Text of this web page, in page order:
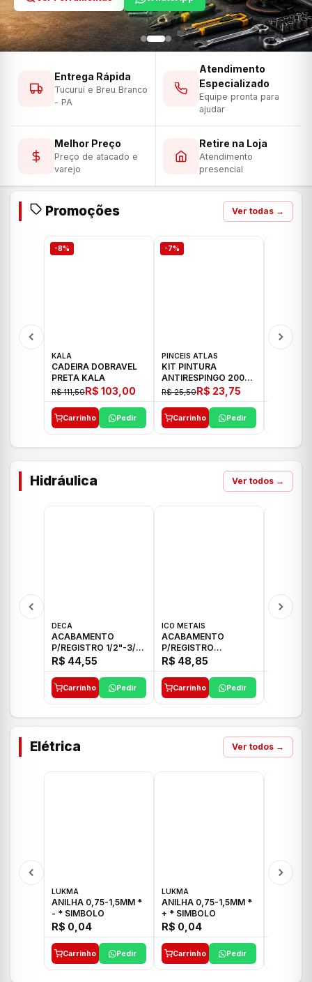
Entrega Rápida
Tucuruí e Breu Branco
- PA
Atendimento
Especializado
Equipe pronta para
ajudar
Melhor Preço
Preço de atacado e
varejo
Retire na Loja
Atendimento
presencial
Promoções Ver todas →
-8%
KALA
CADEIRA DOBRAVEL
PRETA KALA
R$ 111,50R$ 103,00
Carrinho Pedir
-7%
PINCEIS ATLAS
KIT PINTURA
ANTIRESPINGO 2003
ATLAS 03 PCS
R$ 25,50R$ 23,75
Carrinho Pedir
Hidráulica Ver todos →
DECA
ACABAMENTO
P/REGISTRO 1/2"-3/4"
E 1"C21.PQ DECA
R$ 44,55
Carrinho Pedir
ICO METAIS
ACABAMENTO
P/REGISTRO
1/2"-3/4"-1" ACB M
CS 33 ICO
R$ 48,85
Carrinho Pedir
Elétrica Ver todos →
LUKMA
ANILHA 0,75-1,5MM *
- * SIMBOLO
R$ 0,04
Carrinho Pedir
LUKMA
ANILHA 0,75-1,5MM *
+ * SIMBOLO
R$ 0,04
Carrinho Pedir